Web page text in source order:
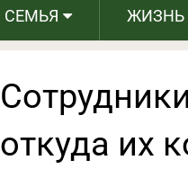
СЕМЬЯ ЖИЗНЬ
откуда их